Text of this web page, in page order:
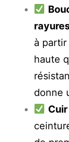
à partir
haute
donne